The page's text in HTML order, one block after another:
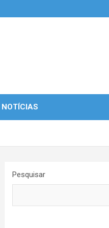
Pesquisar